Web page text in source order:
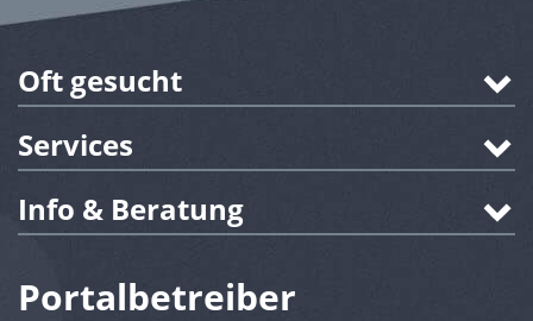
Oft gesucht
Services
Info & Beratung
Portalbetreiber